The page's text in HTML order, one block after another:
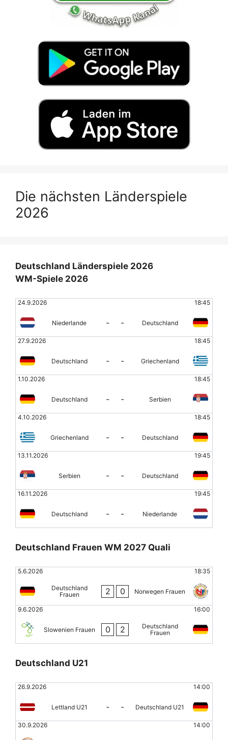
Die nächsten Länderspiele
2026
Deutschland Länderspiele 2026
WM-Spiele 2026
24.9.2026 18:45
Niederlande - - Deutschland
27.9.2026 18:45
Deutschland - - Griechenland
1.10.2026 18:45
Deutschland - - Serbien
4.10.2026 18:45
Griechenland - - Deutschland
13.11.2026 19:45
Serbien - - Deutschland
16.11.2026 19:45
Deutschland - - Niederlande
Deutschland Frauen WM 2027 Quali
5.6.2026 18:35
Deutschland
Frauen
2 0 Norwegen Frauen
9.6.2026 16:00
Slowenien Frauen 0 2
Deutschland
Frauen
Deutschland U21
26.9.2026 14:00
Lettland U21 - - Deutschland U21
30.9.2026 14:00